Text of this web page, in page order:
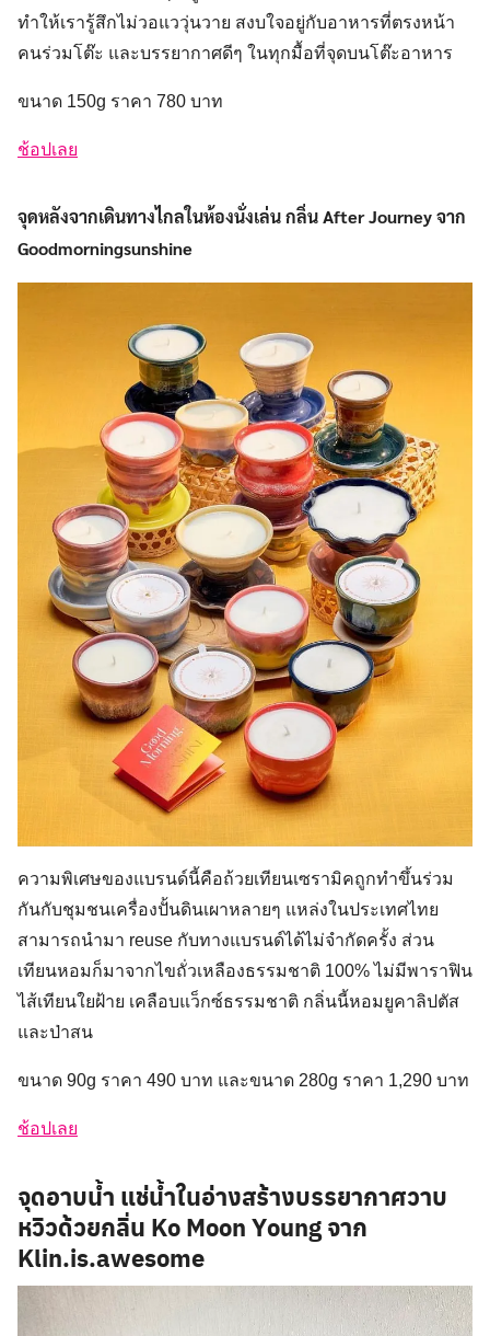
ทำให้เรารู้สึกไม่วอแววุ่นวาย สงบใจอยู่กับอาหารที่ตรงหน้า
คนร่วมโต๊ะ และบรรยากาศดีๆ ในทุกมื้อที่จุดบนโต๊ะอาหาร
ขนาด 150g ราคา 780 บาท
ช้อปเลย
จุดหลังจากเดินทางไกลในห้องนั่งเล่น กลิ่น After Journey จาก
Goodmorningsunshine
ความพิเศษของแบรนด์นี้คือถ้วยเทียนเซรามิคถูกทำขึ้นร่วม
กันกับชุมชนเครื่องปั้นดินเผาหลายๆ แหล่งในประเทศไทย
สามารถนำมา reuse กับทางแบรนด์ได้ไม่จำกัดครั้ง ส่วน
เทียนหอมก็มาจากไขถั่วเหลืองธรรมชาติ 100% ไม่มีพาราฟิน
ไส้เทียนใยฝ้าย เคลือบแว็กซ์ธรรมชาติ กลิ่นนี้หอมยูคาลิปตัส
และป่าสน
ขนาด 90g ราคา 490 บาท และขนาด 280g ราคา 1,290 บาท
ช้อปเลย
จุดอาบน้ำ แช่น้ำในอ่างสร้างบรรยากาศวาบ
หวิวด้วยกลิ่น Ko Moon Young จาก
Klin.is.awesome